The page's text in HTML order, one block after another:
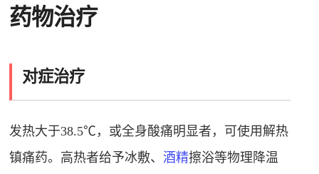
药物治疗
对症治疗
发热大于38.5℃，或全身酸痛明显者，可使用解热
镇痛药。高热者给予冰敷、酒精擦浴等物理降温